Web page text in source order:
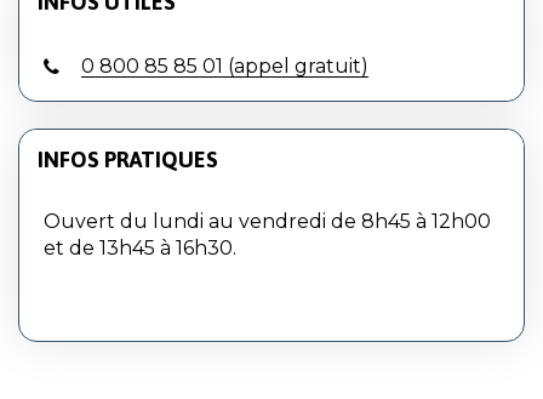
0 800 85 85 01 (appel gratuit)
INFOS PRATIQUES
Ouvert du lundi au vendredi de 8h45 à 12h00
et de 13h45 à 16h30.